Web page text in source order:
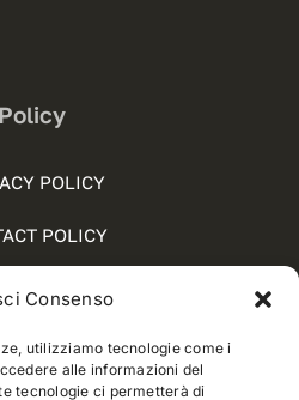
Consenso
utilizziamo tecnologie come i
alle informazioni del
tecnologie ci permetterà di
Policy
POLICY
POLICY
POLICY (UE)
POLICY